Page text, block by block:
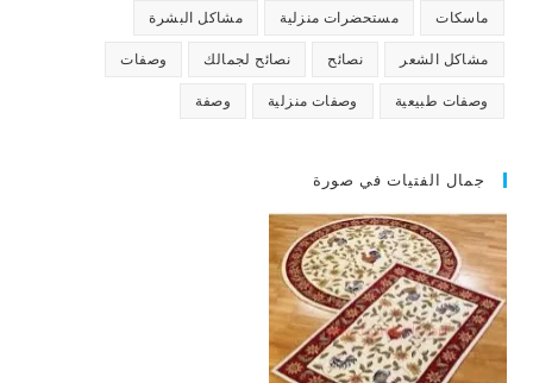
ماسكات مستحضرات منزلية مشاكل البشرة
مشاكل الشعر نصائح نصائح لجمالك وصفات
وصفات طبيعية وصفات منزلية وصفة
جمال الفتيات في صورة